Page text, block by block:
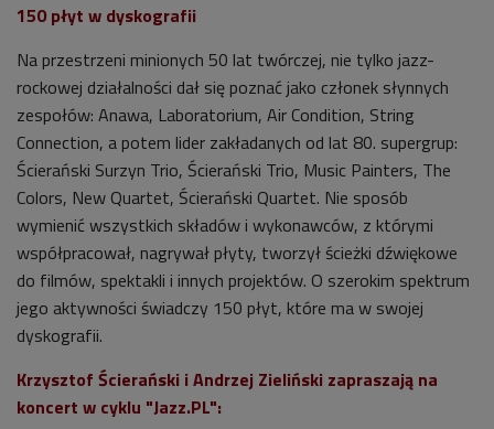
150 płyt w dyskografii
Na przestrzeni minionych 50 lat twórczej, nie tylko jazz-
rockowej działalności dał się poznać jako członek słynnych
zespołów: Anawa, Laboratorium, Air Condition, String
Connection, a potem lider zakładanych od lat 80. supergrup:
Ścierański Surzyn Trio, Ścierański Trio, Music Painters, The
Colors, New Quartet, Ścierański Quartet. Nie sposób
wymienić wszystkich składów i wykonawców, z którymi
współpracował, nagrywał płyty, tworzył ścieżki dźwiękowe
do filmów, spektakli i innych projektów. O szerokim spektrum
jego aktywności świadczy 150 płyt, które ma w swojej
dyskografii.
Krzysztof Ścierański i Andrzej Zieliński zapraszają na
koncert w cyklu "Jazz.PL":